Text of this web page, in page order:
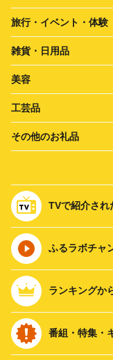
旅行・イベント・体験
雑貨・日用品
美容
工芸品
その他のお礼品
TVで紹介され
ふるラボチャ
ランキングか
番組・特集・